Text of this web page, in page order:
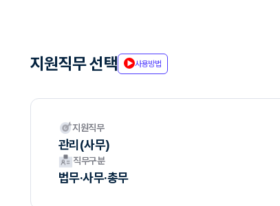
지원직무 선택 사용방법
지원직무
관리(사무)
직무구분
법무·사무·총무